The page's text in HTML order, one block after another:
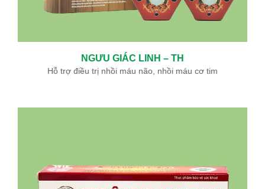
NGƯU GIÁC LINH – TH
Hỗ trợ điều trị nhồi máu não, nhồi máu cơ tim